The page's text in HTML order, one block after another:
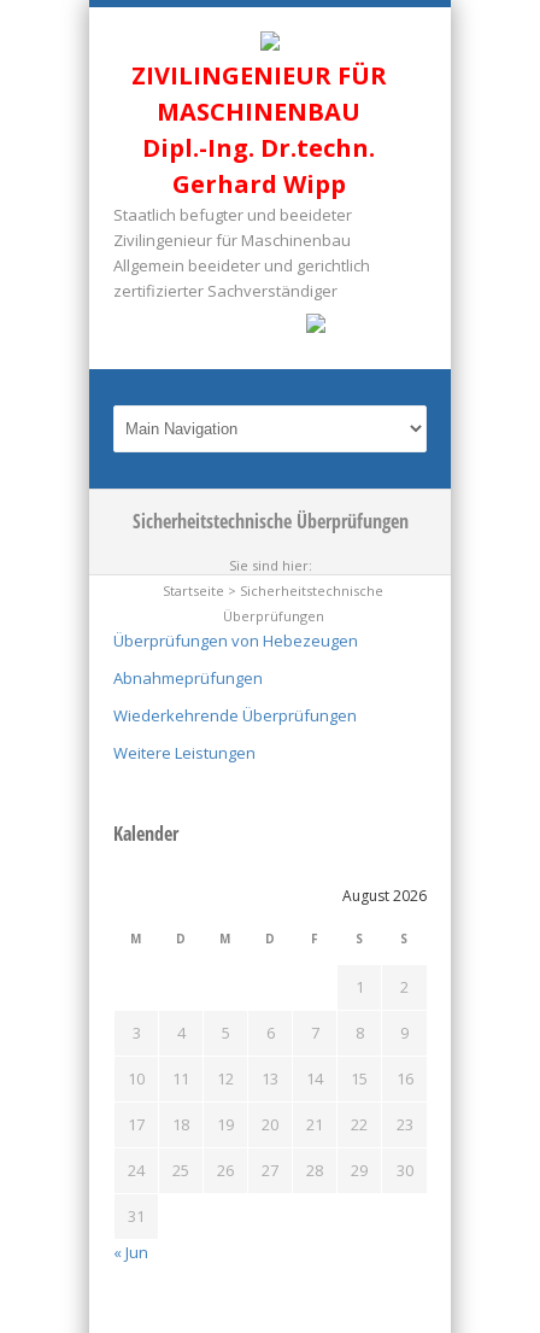
ZIVILINGENIEUR FÜR
MASCHINENBAU
Dipl.-Ing. Dr.techn.
Gerhard Wipp
Staatlich befugter und beeideter
Zivilingenieur für Maschinenbau
Allgemein beeideter und gerichtlich
zertifizierter Sachverständiger
Sicherheitstechnische Überprüfungen
Sie sind hier:
Startseite > Sicherheitstechnische
Überprüfungen
Überprüfungen von Hebezeugen
Abnahmeprüfungen
Wiederkehrende Überprüfungen
Weitere Leistungen
Kalender
August 2026
M D M D F S S
1 2
3 4 5 6 7 8 9
10 11 12 13 14 15 16
17 18 19 20 21 22 23
24 25 26 27 28 29 30
31
« Jun